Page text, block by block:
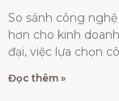
So sánh công
hơn cho kinh
đại, việc lựa chọn
Đọc thêm »